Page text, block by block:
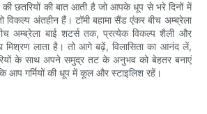
छतरियों की बात आती है जो आपके धूप से भरे दिनों में
विकल्प अंतहीन हैं। टॉमी बहामा सैंड एंकर बीच अम्ब्रेला
अम्ब्रेला बाई शटर्स तक, प्रत्येक विकल्प शैली और
मिश्रण लाता है। तो आगे बढ़ें, विलासिता का आनंद लें,
के साथ अपने समुद्र तट के अनुभव को बेहतर बनाएं
आप गर्मियों की धूप में कूल और स्टाइलिश रहें।